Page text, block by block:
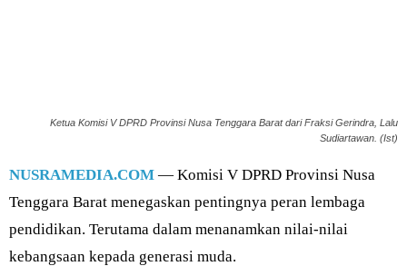
Ketua Komisi V DPRD Provinsi Nusa Tenggara Barat dari Fraksi Gerindra, Lalu
Sudiartawan. (Ist)
NUSRAMEDIA.COM — Komisi V DPRD Provinsi Nusa
Tenggara Barat menegaskan pentingnya peran lembaga
pendidikan. Terutama dalam menanamkan nilai-nilai
kebangsaan kepada generasi muda.